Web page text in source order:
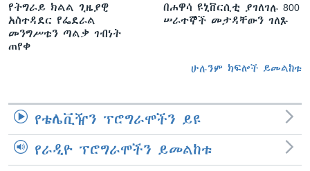
የትግራይ ክልል ጊዜያዊ
አስተዳደር የፌደራል
መንግሥቱን ጣልቃ ገብነት
ጠየቀ
በሐዋሳ ዩኒቨርሲቲ ያገለገሉ 800
ሠራተኞች መታዳቸውን ገለጹ
ሁሉንም ክፍሎች ይመልከቱ
የቴሌቪዥን ፕሮግራሞችን ይዩ
የራዲዮ ፕሮግራሞችን ይመልከቱ